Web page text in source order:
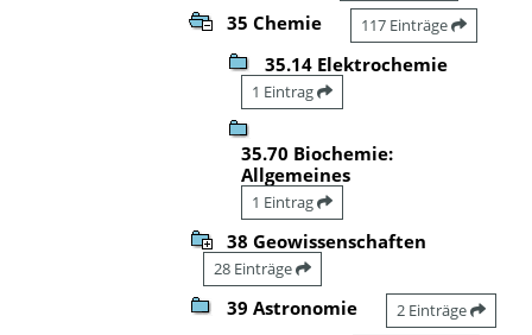
35 Chemie 117 Einträge
35.14 Elektrochemie
1 Eintrag
35.70 Biochemie:
Allgemeines
1 Eintrag
38 Geowissenschaften
28 Einträge
39 Astronomie 2 Einträge